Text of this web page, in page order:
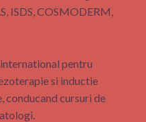
ISDS, COSMODERM,
pentru
si inductie
conducand cursuri de